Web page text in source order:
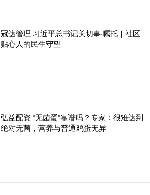
冠达管理 习近平总书记关切事·嘱托｜社区
贴心人的民生守望
弘益配资 “无菌蛋”靠谱吗？专家：很难达到
绝对无菌，营养与普通鸡蛋无异